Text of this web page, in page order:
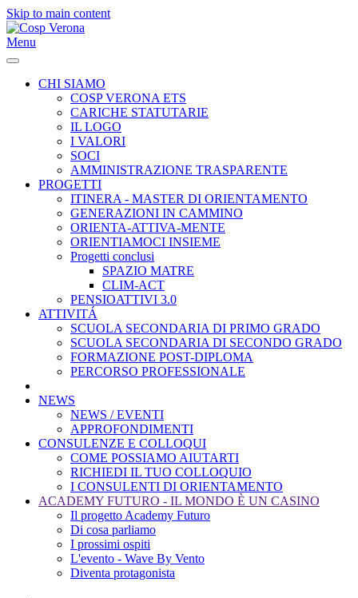
Skip to main content
Menu
CHI SIAMO
COSP VERONA ETS
CARICHE STATUTARIE
IL LOGO
I VALORI
SOCI
AMMINISTRAZIONE TRASPARENTE
PROGETTI
ITINERA - MASTER DI ORIENTAMENTO
GENERAZIONI IN CAMMINO
ORIENTA-ATTIVA-MENTE
ORIENTIAMOCI INSIEME
Progetti conclusi
SPAZIO MATRE
CLIM-ACT
PENSIOATTIVI 3.0
ATTIVITÁ
SCUOLA SECONDARIA DI PRIMO GRADO
SCUOLA SECONDARIA DI SECONDO GRADO
FORMAZIONE POST-DIPLOMA
PERCORSO PROFESSIONALE
NEWS
NEWS / EVENTI
APPROFONDIMENTI
CONSULENZE E COLLOQUI
COME POSSIAMO AIUTARTI
RICHIEDI IL TUO COLLOQUIO
I CONSULENTI DI ORIENTAMENTO
ACADEMY FUTURO - IL MONDO È UN CASINO
Il progetto Academy Futuro
Di cosa parliamo
I prossimi ospiti
L'evento - Wave By Vento
Diventa protagonista